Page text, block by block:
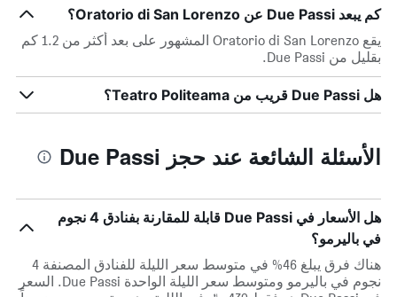
كم يبعد Due Passi عن Oratorio di San Lorenzo؟
يقع Oratorio di San Lorenzo المشهور على بعد أكثر من 1.2 كم
بقليل من Due Passi.
هل Due Passi قريب من Teatro Politeama؟
الأسئلة الشائعة عند حجز Due Passi
هل الأسعار في Due Passi قابلة للمقارنة بفنادق 4 نجوم
في باليرمو؟
هناك فرق يبلغ 46% في متوسط ​​سعر الليلة للفنادق المصنفة 4
نجوم في باليرمو ومتوسط ​​سعر الليلة الواحدة Due Passi. السعر